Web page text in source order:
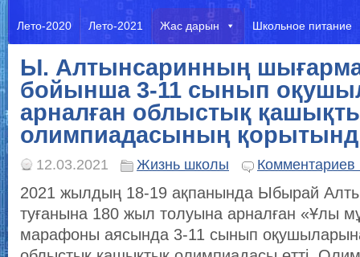
Лето-2020 Лето-2021 Жас дарын Школьное питание
Ы. Алтынсаринның
бойынша 3-11 сынып
арналған облыстық
олимпиадасының
12.03.2021 Жизнь школы Комментариев
2021 жылдың 18-19 ақпанында Ыбырай
туғанына 180 жыл толуына арналған «Ұлы
марафоны аясында 3-11 сынып